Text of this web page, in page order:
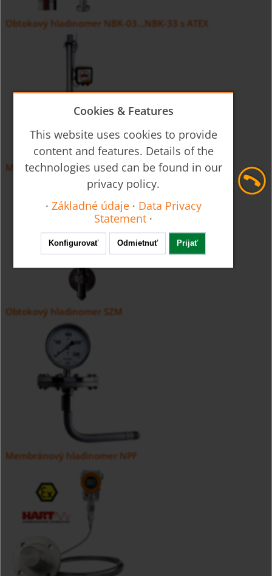
Obtokový hladinomer NBK-03...NBK-33 s ATEX
Mini obtokový indikátor hladiny NBK-M
Obtokový hladinomer SZM
Membránový hladinomer NPF
Cookies & Features
This website uses cookies to provide
content and features. Details of the
technologies used can be found in our
privacy policy.
· Základné údaje · Data Privacy
Statement ·
Konfigurovať Odmietnuť Prijať